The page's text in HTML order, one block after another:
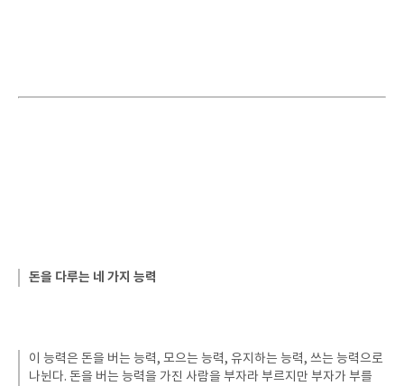
돈을 다루는 네 가지 능력
이 능력은 돈을 버는 능력, 모으는 능력, 유지하는 능력, 쓰는 능력으로
나뉜다. 돈을 버는 능력을 가진 사람을 부자라 부르지만 부자가 부를